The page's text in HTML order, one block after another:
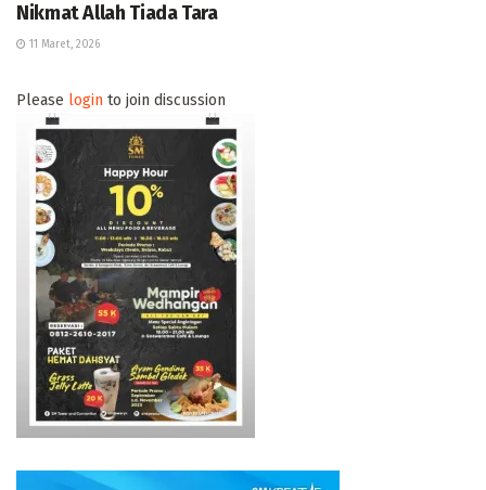
Nikmat Allah Tiada Tara
11 Maret, 2026
Please login to join discussion